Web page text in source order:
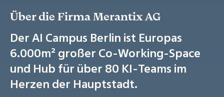
Über die Firma Merantix AG
Der AI Campus Berlin ist Europas
6.000m² großer Co-Working-Space
und Hub für über 80 KI-Teams im
Herzen der Hauptstadt.